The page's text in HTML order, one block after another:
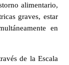
alimentario,
graves, estar
en
de la Escala